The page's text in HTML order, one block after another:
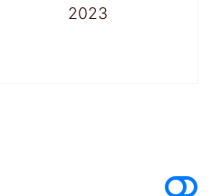
2023